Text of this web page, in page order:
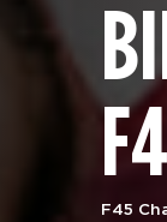
F45